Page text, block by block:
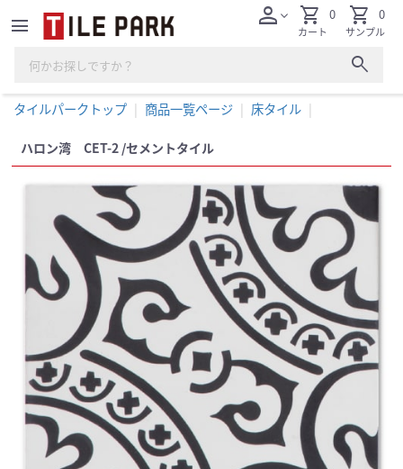
menu
search
personexpand_more shopping_cart
カート
0 shopping_cart
サンプル
0
タイルパークトップ 商品一覧ページ 床タイル
ハロン湾 CET-2 /セメントタイル